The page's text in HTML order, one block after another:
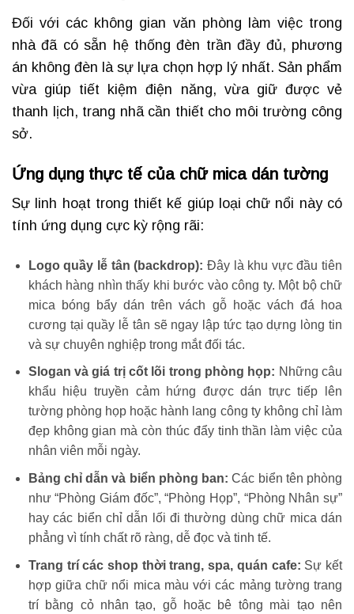
Đối với các không gian văn phòng làm việc trong
nhà đã có sẵn hệ thống đèn trần đầy đủ, phương
án không đèn là sự lựa chọn hợp lý nhất. Sản phẩm
vừa giúp tiết kiệm điện năng, vừa giữ được vẻ
thanh lịch, trang nhã cần thiết cho môi trường công
sở.
Ứng dụng thực tế của chữ mica dán tường
Sự linh hoạt trong thiết kế giúp loại chữ nổi này có
tính ứng dụng cực kỳ rộng rãi:
Logo quầy lễ tân (backdrop): Đây là khu vực đầu tiên
khách hàng nhìn thấy khi bước vào công ty. Một bộ chữ
mica bóng bẩy dán trên vách gỗ hoặc vách đá hoa
cương tại quầy lễ tân sẽ ngay lập tức tạo dựng lòng tin
và sự chuyên nghiệp trong mắt đối tác.
Slogan và giá trị cốt lõi trong phòng họp: Những câu
khẩu hiệu truyền cảm hứng được dán trực tiếp lên
tường phòng họp hoặc hành lang công ty không chỉ làm
đẹp không gian mà còn thúc đẩy tinh thần làm việc của
nhân viên mỗi ngày.
Bảng chỉ dẫn và biển phòng ban: Các biển tên phòng
như “Phòng Giám đốc”, “Phòng Họp”, “Phòng Nhân sự”
hay các biển chỉ dẫn lối đi thường dùng chữ mica dán
phẳng vì tính chất rõ ràng, dễ đọc và tinh tế.
Trang trí các shop thời trang, spa, quán cafe: Sự kết
hợp giữa chữ nổi mica màu với các mảng tường trang
trí bằng cỏ nhân tạo, gỗ hoặc bê tông mài tạo nên